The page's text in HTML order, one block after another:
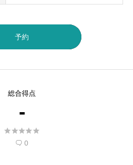
予約
総合得点
-

 0